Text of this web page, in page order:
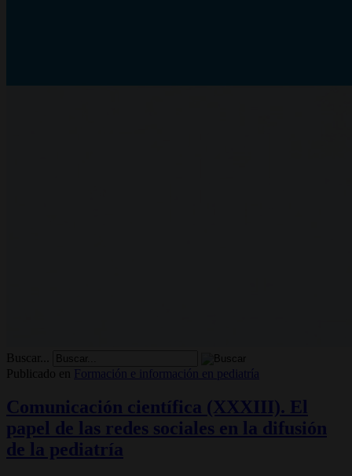
Buscar...
Publicado en
Formación e información en pediatría
Comunicación científica (XXXIII). El
papel de las redes sociales en la difusión
de la pediatría